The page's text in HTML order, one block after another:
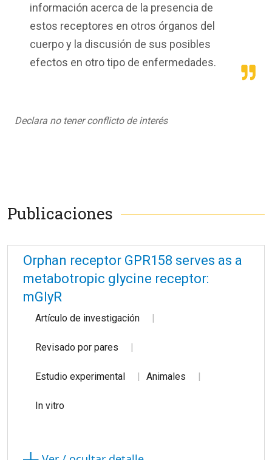
información acerca de la presencia de
estos receptores en otros órganos del
cuerpo y la discusión de sus posibles
efectos en otro tipo de enfermedades.
Declara no tener conflicto de interés
Publicaciones
Orphan receptor GPR158 serves as a
metabotropic glycine receptor:
mGlyR
Artículo de investigación
Revisado por pares
Estudio experimental Animales
In vitro